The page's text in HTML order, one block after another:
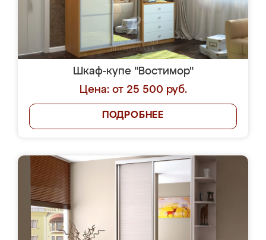
Шкаф-купе "Востимор"
Цена: от 25 500 руб.
ПОДРОБНЕЕ